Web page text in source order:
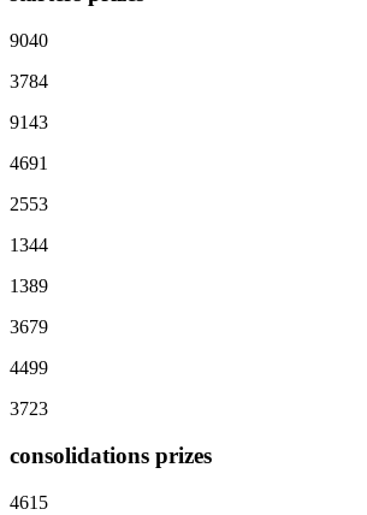
9040
3784
9143
4691
2553
1344
1389
3679
4499
3723
consolidations prizes
4615